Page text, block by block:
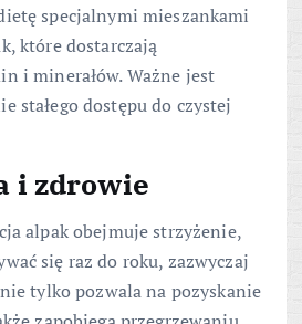
specjalnymi mieszankami
które dostarczają
i minerałów. Ważne jest
stałego dostępu do czystej
i zdrowie
alpak obejmuje strzyżenie,
się raz do roku, zazwyczaj
tylko pozwala na pozyskanie